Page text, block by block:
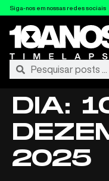
Siga-nos em nossas redes sociais
DIA:
2025